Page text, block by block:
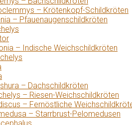
– Krötenkopf-Schildkröten
– Pfauenaugenschildkröten
– Indische Weichschildkröten
– Dachschildkröten
– Riesen-Weichschildkröten
– Fernöstliche
– Starrbrust-Pelomedusen